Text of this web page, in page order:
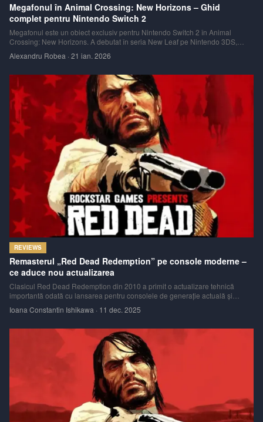
Megafonul în Animal Crossing: New Horizons – Ghid
complet pentru Nintendo Switch 2
Megafonul este un obiect exclusiv pentru Nintendo Switch 2 în Animal
Crossing: New Horizons. A debutat în seria New Leaf pe Nintendo 3DS,
locuitorii insulei prin rostirea numelui lor.
Alexandru Robea · 21 ian. 2026
REVIEWS
Remasterul „Red Dead Redemption” pe console moderne –
ce aduce nou actualizarea
Clasicul Red Dead Redemption din 2010 a primit o actualizare tehnică
importantă odată cu lansarea pentru consolele de generație actuală și
modul în care noua versiune îmbunătățește experiența jocului pe PS5, Xbox
Ioana Constantin Ishikawa · 11 dec. 2025